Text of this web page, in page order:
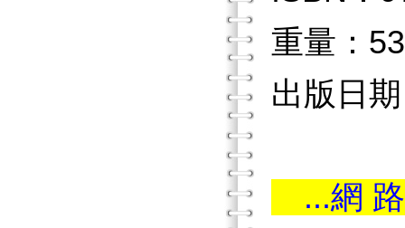
重量：
出版日
...網